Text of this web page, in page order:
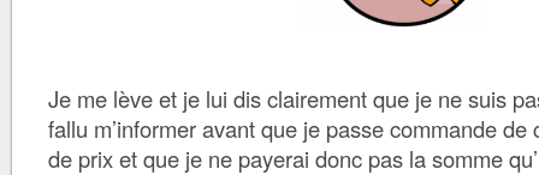
Je me lève et je lui dis clairement que je ne suis
fallu m’informer avant que je passe commande de
de prix et que je ne payerai donc pas la somme